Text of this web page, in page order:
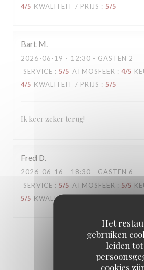
Het
gebruiken
leiden
cookies
4/5 KWALITEIT / PRIJS : 5/5
Bart M
2026-06-19 - 12:30 - GASTEN 2
SERVICE : 5/5 ATMOSFEER : 4/5
4/5 KWALITEIT / PRIJS : 5/5
Ik keer zeker terug!
Fred D
2026-06-16 - 18:30 - GASTEN 6
SERVICE : 5/5 ATMOSFEER : 5/5
5/5 KWALITEIT / PRIJS
1 2 3